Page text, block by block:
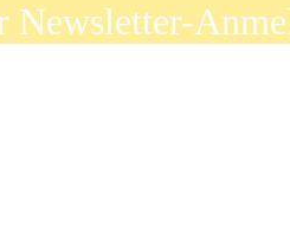
Newsletter-